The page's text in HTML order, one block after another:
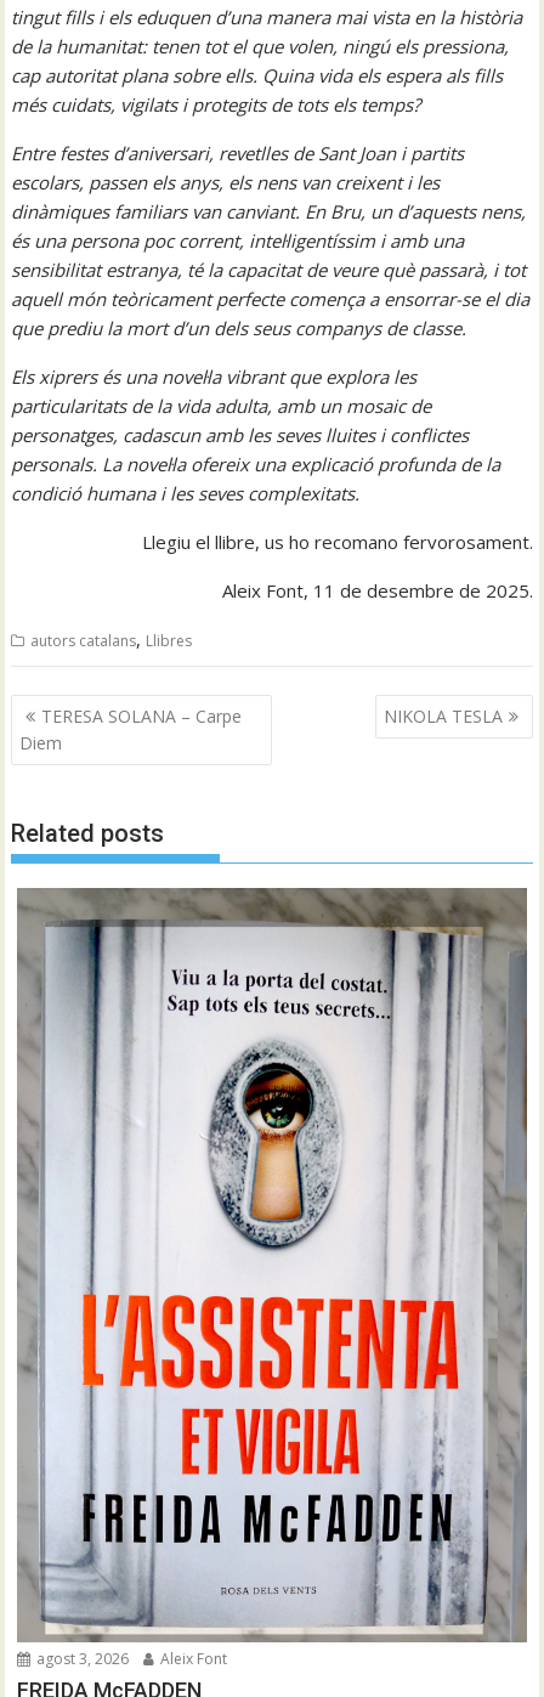
tingut fills i els eduquen d’una manera mai vista en la història
de la humanitat: tenen tot el que volen, ningú els pressiona,
cap autoritat plana sobre ells. Quina vida els espera als fills
més cuidats, vigilats i protegits de tots els temps?
Entre festes d’aniversari, revetlles de Sant Joan i partits
escolars, passen els anys, els nens van creixent i les
dinàmiques familiars van canviant. En Bru, un d’aquests nens,
és una persona poc corrent, intel·ligentíssim i amb una
sensibilitat estranya, té la capacitat de veure què passarà, i tot
aquell món teòricament perfecte comença a ensorrar-se el dia
que prediu la mort d’un dels seus companys de classe.
Els xiprers és una novel·la vibrant que explora les
particularitats de la vida adulta, amb un mosaic de
personatges, cadascun amb les seves lluites i conflictes
personals. La novel·la ofereix una explicació profunda de la
condició humana i les seves complexitats.
Llegiu el llibre, us ho recomano fervorosament.
Aleix Font, 11 de desembre de 2025.
autors catalans, Llibres
Navegació
d'entrades
TERESA SOLANA – Carpe
Diem
NIKOLA TESLA
Related posts
agost 3, 2026 Aleix Font
FREIDA McFADDEN